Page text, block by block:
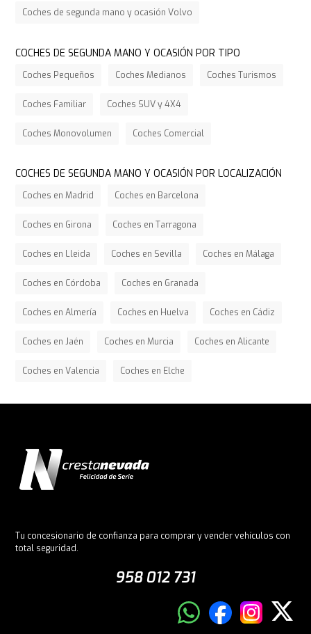
Coches de segunda mano y ocasión Volvo
COCHES DE SEGUNDA MANO Y OCASIÓN POR TIPO
Coches Pequeños Coches Medianos Coches Turismos
Coches Familiar Coches SUV y 4X4
Coches Monovolumen Coches Comercial
COCHES DE SEGUNDA MANO Y OCASIÓN POR LOCALIZACIÓN
Coches en Madrid Coches en Barcelona
Coches en Girona Coches en Tarragona
Coches en Lleida Coches en Sevilla Coches en Málaga
Coches en Córdoba Coches en Granada
Coches en Almería Coches en Huelva Coches en Cádiz
Coches en Jaén Coches en Murcia Coches en Alicante
Coches en Valencia Coches en Elche
Tu concesionario de confianza para comprar y vender vehículos con
total seguridad.
958 012 731